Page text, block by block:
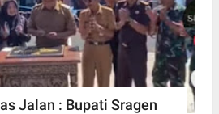
Jalan : Bupati Sragen